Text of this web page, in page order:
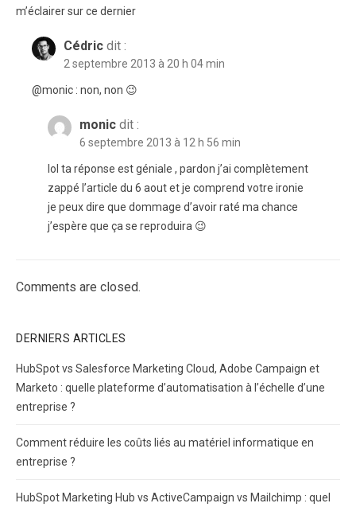
m’éclairer sur ce dernier
Cédric dit :
2 septembre 2013 à 20 h 04 min
@monic : non, non 😉
monic dit :
6 septembre 2013 à 12 h 56 min
lol ta réponse est géniale , pardon j’ai complètement
zappé l’article du 6 aout et je comprend votre ironie
je peux dire que dommage d’avoir raté ma chance
j’espère que ça se reproduira 😉
Comments are closed.
DERNIERS ARTICLES
HubSpot vs Salesforce Marketing Cloud, Adobe Campaign et
Marketo : quelle plateforme d’automatisation à l’échelle d’une
entreprise ?
Comment réduire les coûts liés au matériel informatique en
entreprise ?
HubSpot Marketing Hub vs ActiveCampaign vs Mailchimp : quel